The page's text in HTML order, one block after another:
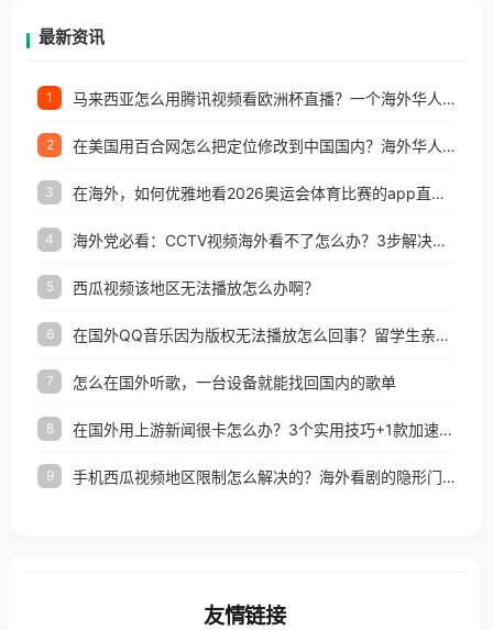
最新资讯
1 马来西亚怎么用腾讯视频看欧洲杯直播？一个海外华人的真实困扰与破解
2 在美国用百合网怎么把定位修改到中国国内？海外华人必备的回国加速指南
3 在海外，如何优雅地看2026奥运会体育比赛的app直播？
4 海外党必看：CCTV视频海外看不了怎么办？3步解决地区限制+追剧自由
5 西瓜视频该地区无法播放怎么办啊？
6 在国外QQ音乐因为版权无法播放怎么回事？留学生亲测有效的解决办法
7 怎么在国外听歌，一台设备就能找回国内的歌单
8 在国外用上游新闻很卡怎么办？3个实用技巧+1款加速器解决海外看国内内容难题
9 手机西瓜视频地区限制怎么解决的？海外看剧的隐形门与钥匙
友情链接